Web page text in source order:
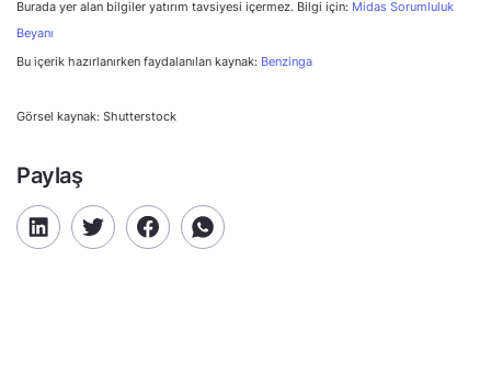
Burada yer alan bilgiler yatırım tavsiyesi içermez. Bilgi için: Midas Sorumluluk
Beyanı
Bu içerik hazırlanırken faydalanılan kaynak: Benzinga
Görsel kaynak: Shutterstock
Paylaş